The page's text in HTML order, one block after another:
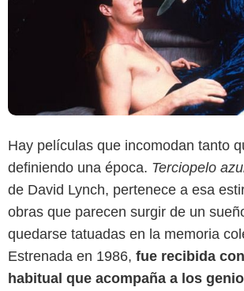
Hay películas que incomodan tanto
definiendo una época. Terciopelo
de David Lynch, pertenece a esa
obras que parecen surgir de un
quedarse tatuadas en la memoria
Estrenada en 1986, fue recibida
habitual que acompaña a los
IMDb